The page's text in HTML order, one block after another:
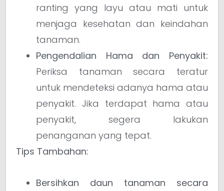
ranting yang layu atau mati untuk
menjaga kesehatan dan keindahan
tanaman.
Pengendalian Hama dan Penyakit:
Periksa tanaman secara teratur
untuk mendeteksi adanya hama atau
penyakit. Jika terdapat hama atau
penyakit, segera lakukan
penanganan yang tepat.
Tips Tambahan:
Bersihkan daun tanaman secara